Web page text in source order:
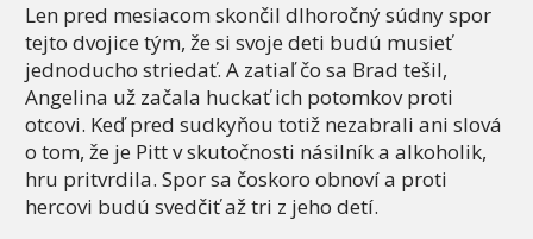
Len pred mesiacom skončil dlhoročný súdny spor
tejto dvojice tým, že si svoje deti budú musieť
jednoducho striedať. A zatiaľ čo sa Brad tešil,
Angelina už začala huckať ich potomkov proti
otcovi. Keď pred sudkyňou totiž nezabrali ani slová
o tom, že je Pitt v skutočnosti násilník a alkoholik,
hru pritvrdila. Spor sa čoskoro obnoví a proti
hercovi budú svedčiť až tri z jeho detí.